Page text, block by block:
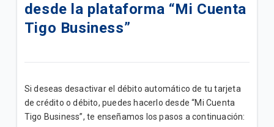
Actualizamos su plan Internet Lite+ | B2B
Un canal de atención exclusivo para impulsar tu
negocio
desde la plataforma “Mi Cuenta
Tigo Business”
Si deseas desactivar el débito automático de tu tarjeta
de crédito o débito, puedes hacerlo desde “Mi Cuenta
Tigo Business”, te enseñamos los pasos a continuación: